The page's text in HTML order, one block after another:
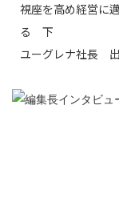
視座を高め経営に
る 下
ユーグレナ社長